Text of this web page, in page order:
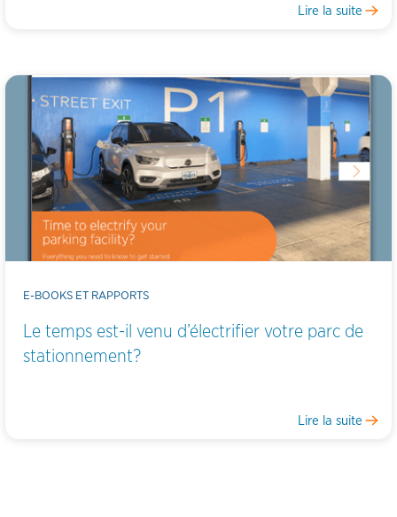
Lire la suite
E-BOOKS ET RAPPORTS
Le temps est-il venu d’électrifier votre parc de
stationnement?
Lire la suite